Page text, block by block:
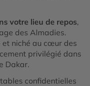
votre lieu de repos,
des Almadies.
et niché au cœur des
privilégié dans
Dakar.
confidentielles